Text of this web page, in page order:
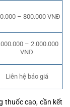
– 800.000 VNĐ
– 2.000.000
VNĐ
Liên hệ báo giá
thuốc cao, cần kết